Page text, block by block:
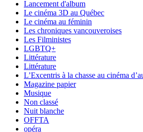
Lancement d'album
Le cinéma 3D au Québec
Le cinéma au féminin
Les chroniques vancouveroises
Les Filministes
LGBTQ+
Littérature
Littérature
L’Excentris à la chasse au cinéma
Magazine papier
Musique
Non classé
Nuit blanche
OFFTA
opéra